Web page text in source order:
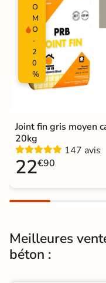
Surface
Résistant au Gel
Plancher
Chauffant
Choix
Pose
Origine
O
M
O
-
2
0
%
Joint fin gris moyen
20kg
147 avis
22€90
Meilleures
béton :